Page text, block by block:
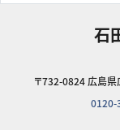
石
〒732-0824 広島県
0120-